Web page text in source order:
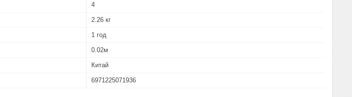
4
2.26 кг
1 год
0.02м
Китай
6971225071936